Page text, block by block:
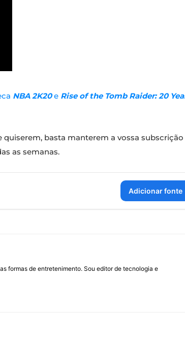
NBA 2K20e Rise of the Tomb Raider: 20
basta manterem a vossa subscrição
as semanas.
Adicionar fonte
formas de entretenimento. Sou editor de tecnologia e